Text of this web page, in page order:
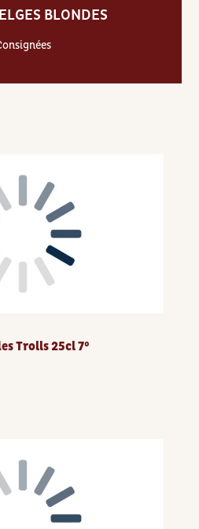
BLONDES
Trolls 25cl 7°